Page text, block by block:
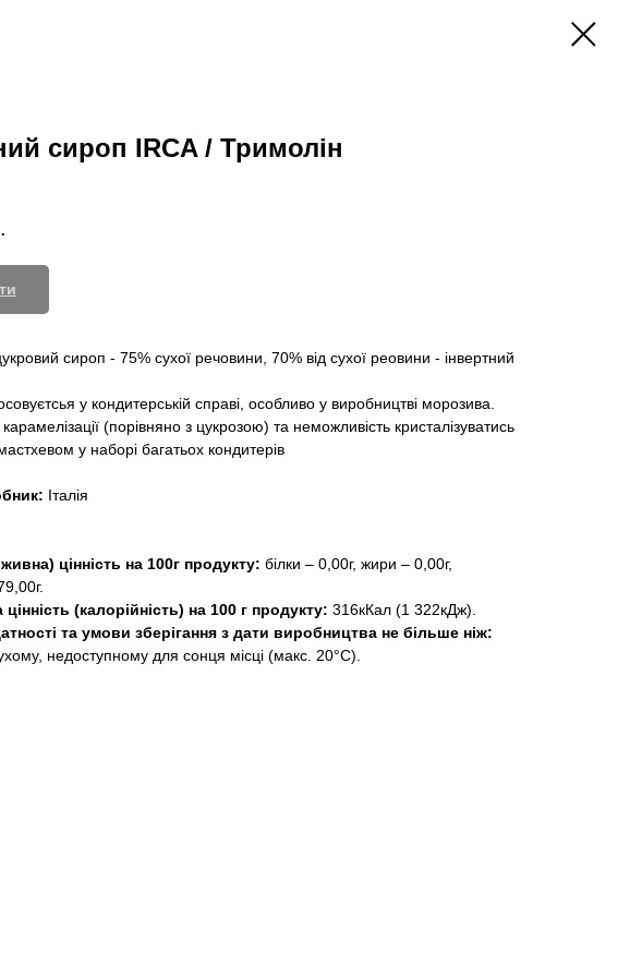
сироп IRCA / Тримолін
сироп - 75% сухої речовини, 70% від сухої реовини - інвертний
у кондитерській справі, особливо у виробництві морозива.
(порівняно з цукрозою) та неможливість кристалізуватись
у наборі багатьох кондитерів
Італія
цінність на 100г продукту: білки – 0,00г, жири – 0,00г,
цінність (калорійність) на 100 г продукту: 316кКал (1 322кДж).
та умови зберігання з дати виробництва не більше ніж:
недоступному для сонця місці (макс. 20°C).